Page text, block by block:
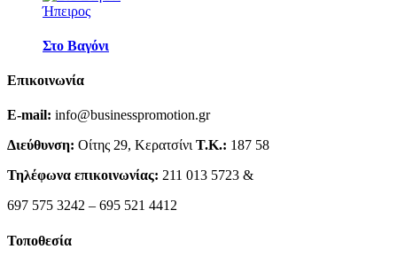
Ήπειρος
Στο Βαγόνι
Επικοινωνία
E-mail: info@businesspromotion.gr
Διεύθυνση: Οίτης 29, Κερατσίνι Τ.Κ.: 187 58
Τηλέφωνα επικοινωνίας: 211 013 5723 &
697 575 3242 – 695 521 4412
Τοποθεσία